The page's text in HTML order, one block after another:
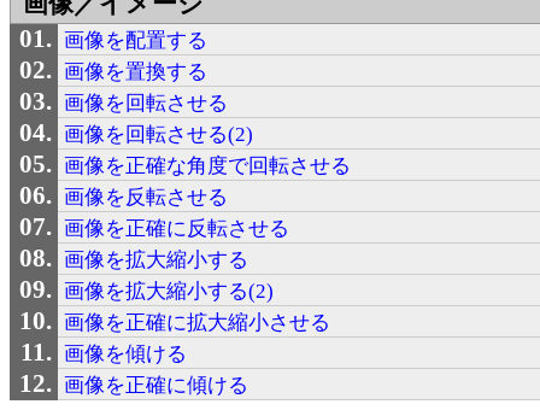
画像を配置する
画像を置換する
画像を回転させる
画像を回転させる(2)
画像を正確な角度で回転させる
画像を反転させる
画像を正確に反転させる
画像を拡大縮小する
画像を拡大縮小する(2)
画像を正確に拡大縮小させる
画像を傾ける
画像を正確に傾ける